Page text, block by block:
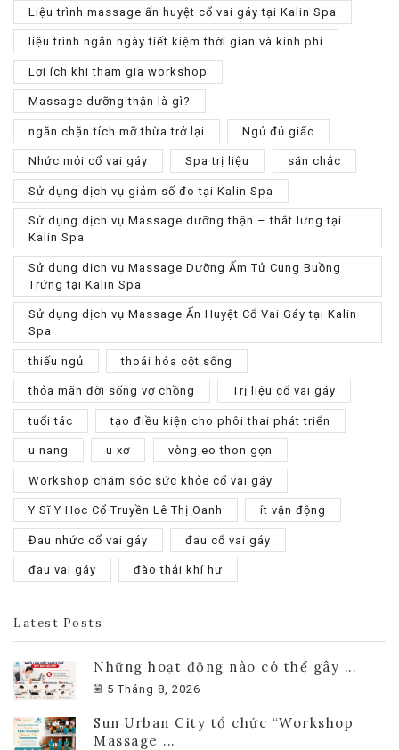
Liệu trình massage ấn huyệt cổ vai gáy tại Kalin Spa
liệu trình ngắn ngày tiết kiệm thời gian và kinh phí
Lợi ích khi tham gia workshop
Massage dưỡng thận là gì?
ngăn chặn tích mỡ thừa trở lại Ngủ đủ giấc
Nhức mỏi cổ vai gáy Spa trị liệu săn chắc
Sử dụng dịch vụ giảm số đo tại Kalin Spa
Sử dụng dịch vụ Massage dưỡng thận – thắt lưng tại
Kalin Spa
Sử dụng dịch vụ Massage Dưỡng Ấm Tử Cung Buồng
Trứng tại Kalin Spa
Sử dụng dịch vụ Massage Ấn Huyệt Cổ Vai Gáy tại Kalin
Spa
thiếu ngủ thoái hóa cột sống
thỏa mãn đời sống vợ chồng Trị liệu cổ vai gáy
tuổi tác tạo điều kiện cho phôi thai phát triển
u nang u xơ vòng eo thon gọn
Workshop chăm sóc sức khỏe cổ vai gáy
Y Sĩ Y Học Cổ Truyền Lê Thị Oanh ít vận động
Đau nhức cổ vai gáy đau cổ vai gáy
đau vai gáy đào thải khí hư
Latest Posts
Những hoạt động nào có thể gây ...
5 Tháng 8, 2026
Sun Urban City tổ chức “Workshop
Massage ...